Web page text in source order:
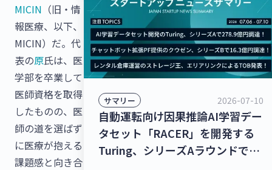
MICIN （旧・情
報医療、以下、
MICIN）だ。代
表の原氏は、医
学部を卒業して
医師資格を取得
したものの、医
師の道を選ばず
に医療が抱える
課題感と向き合
サマリー 2026-07-10
自動運転向け因果推論AI学習デー
タセット「RACER」を開発する
Turing、シリーズAラウンドで